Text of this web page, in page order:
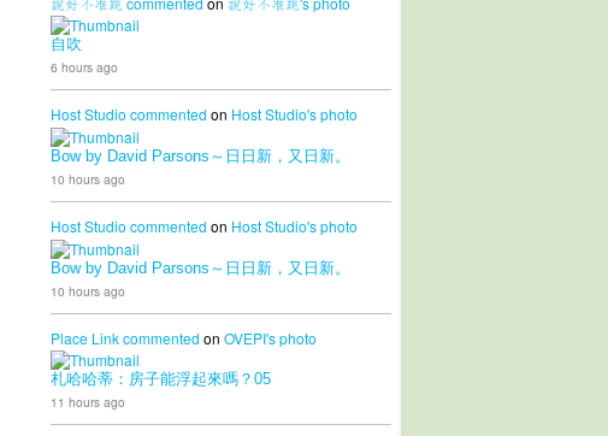
自吹
6 hours ago
Host Studio commented on Host Studio'sphoto
Bow by David Parsons～日日新，又日新。
10 hours ago
Host Studio commented on Host Studio'sphoto
Bow by David Parsons～日日新，又日新。
10 hours ago
Place Linkcommented on OVEPI'sphoto
札哈哈蒂：房子能浮起來嗎？05
11 hours ago